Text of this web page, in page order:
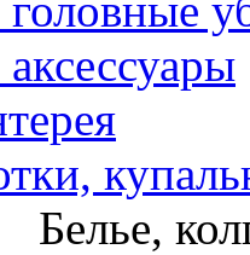
Белье,